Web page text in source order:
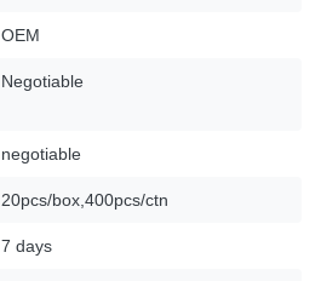
OEM
Negotiable
negotiable
20pcs/box,400pcs/ctn
7 days